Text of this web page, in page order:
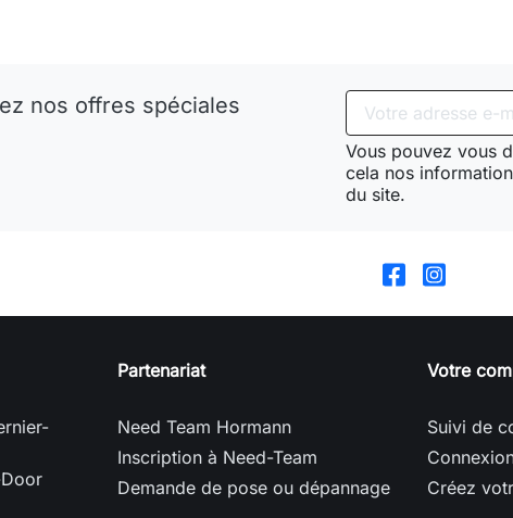
nos offres spéciales
Vous pouvez vous
cela nos
du site.
Partenariat
Need Team Hormann
Inscription à Need-Team
Demande de pose ou dépannage
Votre
Suivi de
Créez